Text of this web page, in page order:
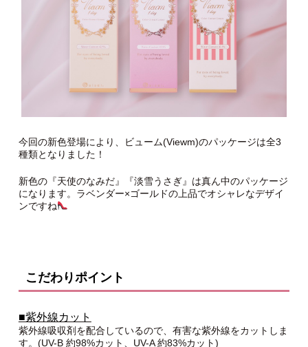
今回の新色登場により、ビューム(Viewm)のパッケージは全3
種類となりました！
新色の『天使のなみだ』『淡雪うさぎ』は真ん中のパッケージ
になります。ラベンダー×ゴールドの上品でオシャレなデザイ
ンですね
こだわりポイント
■紫外線カット
紫外線吸収剤を配合しているので、有害な紫外線をカットしま
す。(UV-B 約98%カット、UV-A 約83%カット)